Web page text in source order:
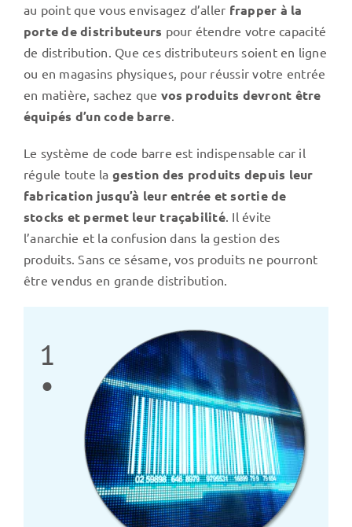
au point que vous envisagez d’aller frapper à la
porte de distributeurs pour étendre votre capacité
de distribution. Que ces distributeurs soient en ligne
ou en magasins physiques, pour réussir votre entrée
en matière, sachez que vos produits devront être
équipés d’un code barre
Le système de code barre est indispensable car il
régule toute la gestion des produits depuis leur
fabrication jusqu’à leur entrée et sortie de
stocks et permet leur traçabilité. Il évite
l’anarchie et la confusion dans la gestion des
produits. Sans ce sésame, vos produits ne pourront
être vendus en grande distribution.
1
•